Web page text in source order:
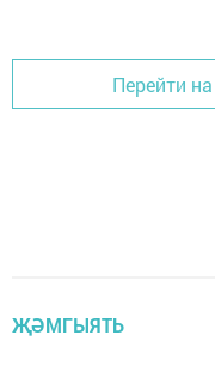
Перейти
ҖӘМГЫЯТЬ